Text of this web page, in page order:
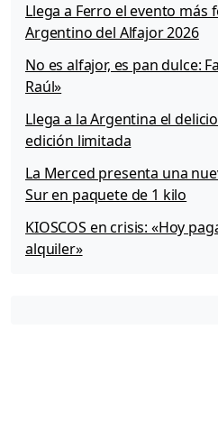
Llega a Ferro el evento más
Argentino del Alfajor 2026
No es alfajor, es pan dulce:
Raúl»
Llega a la Argentina el
edición limitada
La Merced presenta una
Sur en paquete de 1 kilo
KIOSCOS en crisis: «Hoy
alquiler»